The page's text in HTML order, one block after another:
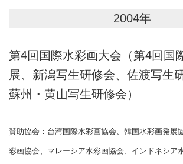
2004年
第4回国際水彩画大会（第4回国
展、新潟写生研修会、佐渡写生
蘇州・黄山写生研修会）
賛助協会：台湾国際水彩画協会、韓国水彩画発展
彩画協会、マレーシア水彩画協会、インドネシア